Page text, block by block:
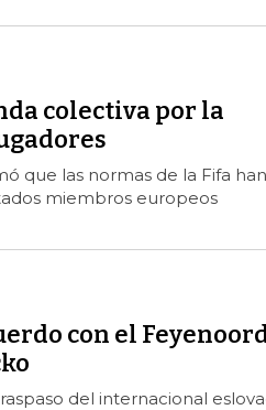
colectiva por la
que las normas de la Fifa han
miembros europeos
con el
del internacional